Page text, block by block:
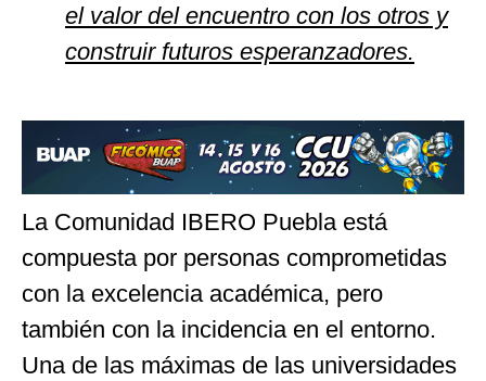
el valor del encuentro con los otros y
construir futuros esperanzadores.
La Comunidad IBERO Puebla está
compuesta por personas comprometidas
con la excelencia académica, pero
también con la incidencia en el entorno.
Una de las máximas de las universidades